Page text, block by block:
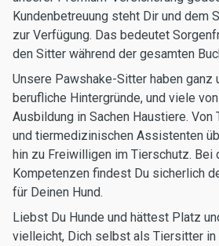
Kundenbetreuung steht Dir und dem
zur Verfügung. Das bedeutet
den Sitter während der gesamten
Unsere Pawshake-Sitter haben ganz
berufliche Hintergründe, und viele
Ausbildung in Sachen Haustiere.
und tiermedizinischen Assistenten
hin zu Freiwilligen im Tierschutz. Bei
Kompetenzen findest Du sicherlich
für Deinen Hund.
Liebst Du Hunde und hättest Platz
vielleicht, Dich selbst als Tiersitter